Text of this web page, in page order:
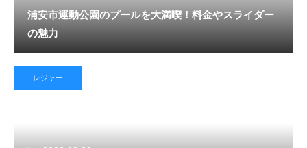
浦安市運動公園のプールを大満喫！料金やスライダー
の魅力
レジャー